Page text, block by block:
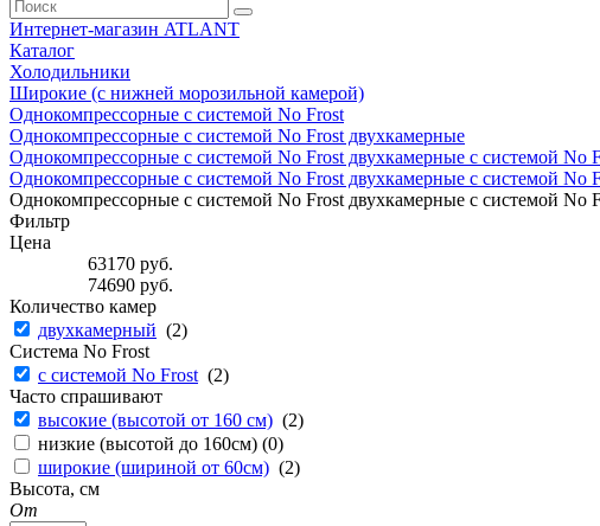
Интернет-магазин ATLANT
Каталог
Холодильники
Широкие (с нижней морозильной камерой)
Однокомпрессорные с системой No Frost
Однокомпрессорные с системой No Frost двухкамерные
Однокомпрессорные с системой No Frost двухкамерные с системой No
Однокомпрессорные с системой No Frost двухкамерные с системой No
Однокомпрессорные с системой No Frost двухкамерные с системой No
Фильтр
Цена
63170 руб.
74690 руб.
Количество камер
двухкамерный (2)
Система No Frost
с системой No Frost (2)
Часто спрашивают
высокие (высотой от 160 см) (2)
низкие (высотой до 160см) (0)
широкие (шириной от 60см) (2)
Высота, см
От